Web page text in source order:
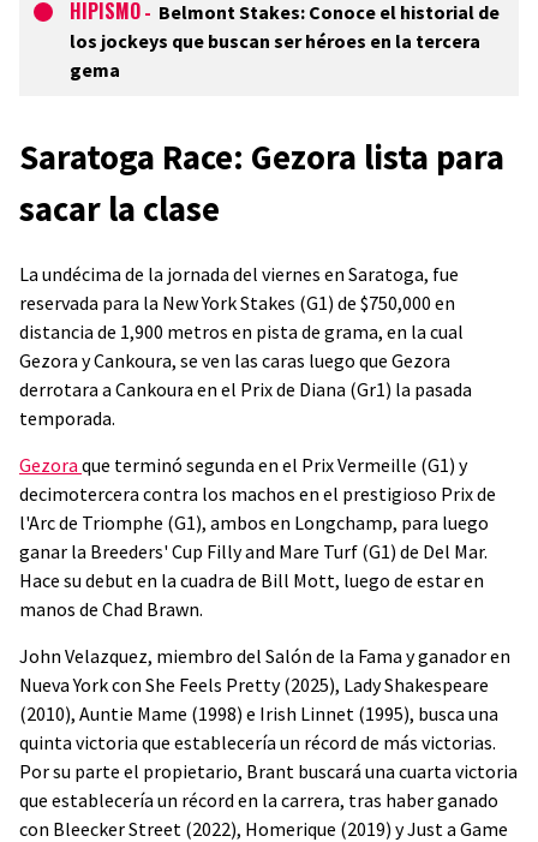
HIPISMO - Belmont Stakes: Conoce el historial de
los jockeys que buscan ser héroes en la tercera
gema
Saratoga Race: Gezora lista para
sacar la clase
La undécima de la jornada del viernes en Saratoga, fue
reservada para la New York Stakes (G1) de $750,000 en
distancia de 1,900 metros en pista de grama, en la cual
Gezora y Cankoura, se ven las caras luego que Gezora
derrotara a Cankoura en el Prix de Diana (Gr1) la pasada
temporada.
Gezora que terminó segunda en el Prix Vermeille (G1) y
decimotercera contra los machos en el prestigioso Prix de
l'Arc de Triomphe (G1), ambos en Longchamp, para luego
ganar la Breeders' Cup Filly and Mare Turf (G1) de Del Mar.
Hace su debut en la cuadra de Bill Mott, luego de estar en
manos de Chad Brawn.
John Velazquez, miembro del Salón de la Fama y ganador en
Nueva York con She Feels Pretty (2025), Lady Shakespeare
(2010), Auntie Mame (1998) e Irish Linnet (1995), busca una
quinta victoria que establecería un récord de más victorias.
Por su parte el propietario, Brant buscará una cuarta victoria
que establecería un récord en la carrera, tras haber ganado
con Bleecker Street (2022), Homerique (2019) y Just a Game